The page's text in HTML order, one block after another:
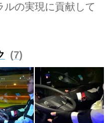
ルの実現に貢献して
7